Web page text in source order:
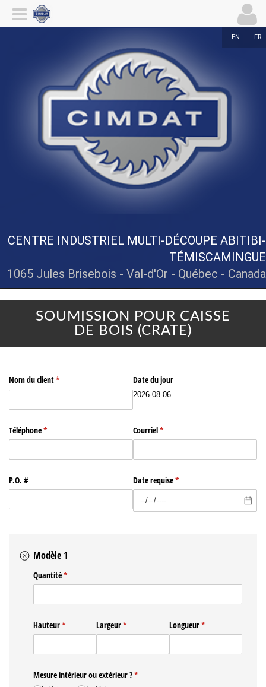
CENTRE INDUSTRIEL MULTI-DÉCOUPE ABITIBI-
TÉMISCAMINGUE
1065 Jules Brisebois - Val-d'Or - Québec - Canada
FR
EN
SOUMISSION POUR CAISSE
DE BOIS (CRATE)